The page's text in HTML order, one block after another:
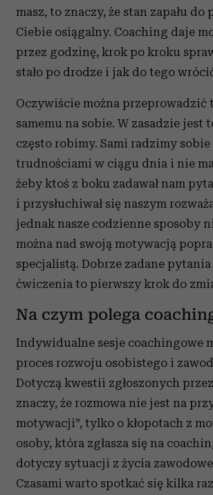
masz, to znaczy, że stan zapału do
Ciebie osiągalny. Coaching daje
przez godzinę, krok po kroku
stało po drodze i jak do tego
Oczywiście można przeprowadzić
samemu na sobie. W zasadzie jest
często robimy. Sami radzimy
trudnościami w ciągu dnia i nie
żeby ktoś z boku zadawał nam
i przysłuchiwał się naszym
jednak nasze codzienne sposoby
można nad swoją motywacją
specjalistą. Dobrze zadane
ćwiczenia to pierwszy krok do
Na czym polega
Indywidualne sesje coachingowe
proces rozwoju osobistego i
Dotyczą kwestii zgłoszonych
znaczy, że rozmowa nie jest na
motywacji”, tylko o kłopotach z
osoby, która zgłasza się na
dotyczy sytuacji z życia
Czasami warto spotkać się kilka